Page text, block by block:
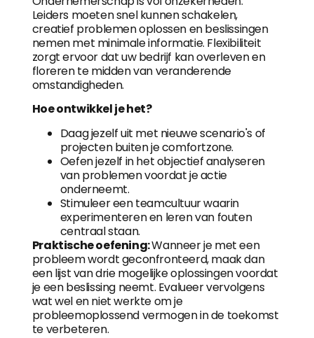
Leiders moeten snel kunnen schakelen,
creatief problemen oplossen en beslissingen
nemen met minimale informatie. Flexibiliteit
zorgt ervoor dat uw bedrijf kan overleven en
floreren te midden van veranderende
omstandigheden.
Hoe ontwikkel je het?
Daag jezelf uit met nieuwe scenario's of
projecten buiten je comfortzone.
Oefen jezelf in het objectief analyseren
van problemen voordat je actie
onderneemt.
Stimuleer een teamcultuur waarin
experimenteren en leren van fouten
centraal staan.
Praktische oefening:Wanneer je met een
probleem wordt geconfronteerd, maak dan
een lijst van drie mogelijke oplossingen voordat
je een beslissing neemt. Evalueer vervolgens
wat wel en niet werkte om je
probleemoplossend vermogen in de toekomst
te verbeteren.